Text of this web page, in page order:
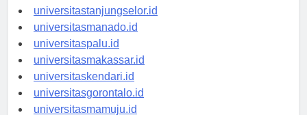
universitasbanjarbaru.id
universitastanjungselor.id
universitasmanado.id
universitaspalu.id
universitasmakassar.id
universitaskendari.id
universitasgorontalo.id